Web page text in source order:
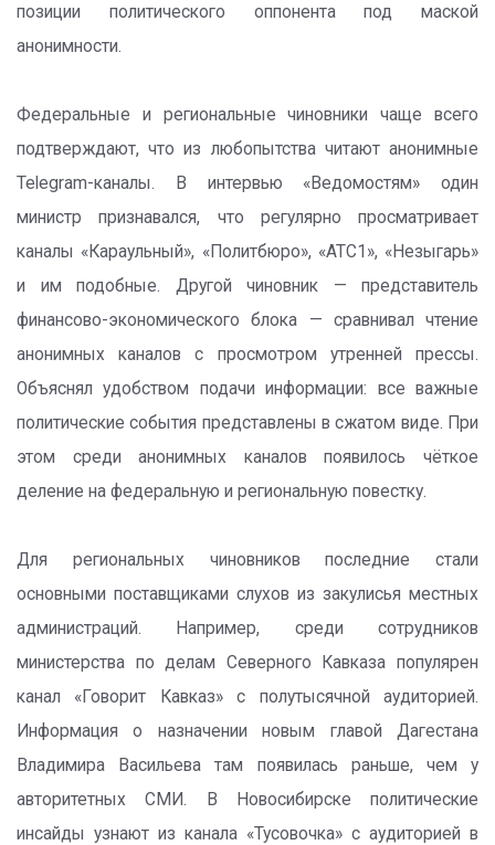
позиции политического оппонента под маской
анонимности.
Федеральные и региональные чиновники чаще всего
подтверждают, что из любопытства читают анонимные
Telegram-каналы. В интервью «Ведомостям» один
министр признавался, что регулярно просматривает
каналы «Караульный», «Политбюро», «АТС1», «Незыгарь»
и им подобные. Другой чиновник — представитель
финансово-экономического блока — сравнивал чтение
анонимных каналов с просмотром утренней прессы.
Объяснял удобством подачи информации: все важные
политические события представлены в сжатом виде. При
этом среди анонимных каналов появилось чёткое
деление на федеральную и региональную повестку.
Для региональных чиновников последние стали
основными поставщиками слухов из закулисья местных
администраций. Например, среди сотрудников
министерства по делам Северного Кавказа популярен
канал «Говорит Кавказ» с полутысячной аудиторией.
Информация о назначении новым главой Дагестана
Владимира Васильева там появилась раньше, чем у
авторитетных СМИ. В Новосибирске политические
инсайды узнают из канала «Тусовочка» с аудиторией в